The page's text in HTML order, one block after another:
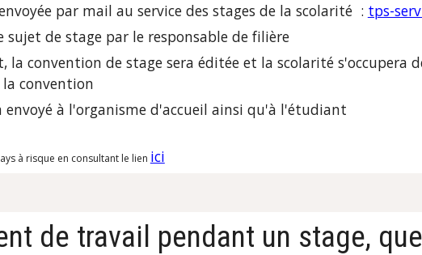
par mail au service des stages de la scolarité : tps-
sujet de stage par le responsable de filière
convention de stage sera éditée et la scolarité s'occupera
convention
envoyé à l'organisme d'accueil ainsi qu'à l'étudiant
à risque en consultant le lien ici
de travail pendant un stage,